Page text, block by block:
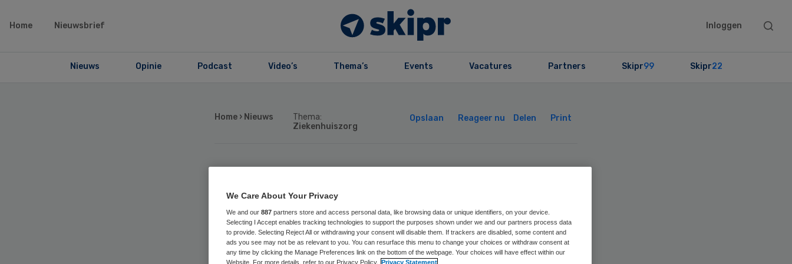
Home Nieuwsbrief Inloggen
Search
Nieuws Opinie Podcast Video’s Thema’s Events Vacatures Partners Skipr99 Skipr22
Home › Nieuws
Thema:
Ziekenhuiszorg
Opslaan Reageer nu Delen Print
Catharina Ziekenhuis
boekt met AI-app 10
minuten tijdswinst bij
We Care About Your Privacy
We and our 887 partners store and access personal data, like browsing data or unique identifiers, on your device.
Selecting I Accept enables tracking technologies to support the purposes shown under we and our partners process data
to provide. Selecting Reject All or withdrawing your consent will disable them. If trackers are disabled, some content and
ads you see may not be as relevant to you. You can resurface this menu to change your choices or withdraw consent at
any time by clicking the Manage Preferences link on the bottom of the webpage. Your choices will have effect within our
Website. For more details, refer to our Privacy Policy. Privacy Statement